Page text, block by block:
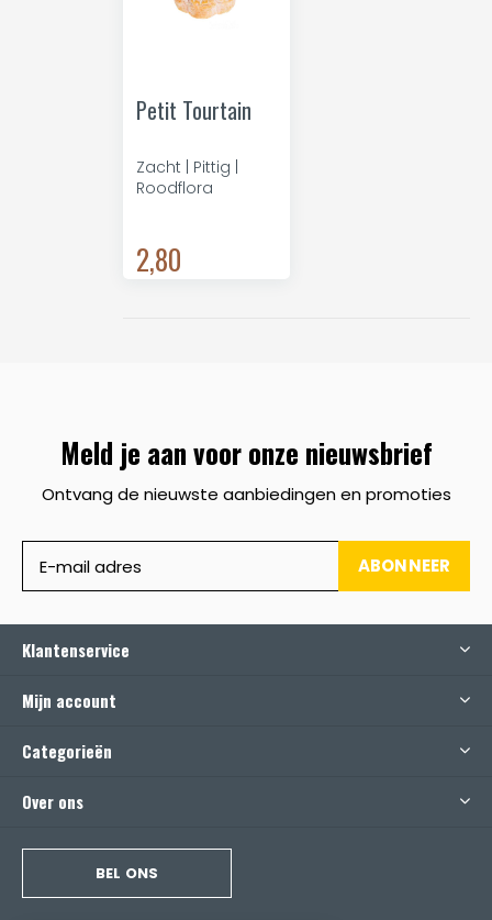
Petit Tourtain
Zacht | Pittig |
Roodflora
2,80
Meld je aan voor onze nieuwsbrief
Ontvang de nieuwste aanbiedingen en promoties
ABONNEER
Klantenservice
Mijn account
Categorieën
Over ons
BEL ONS